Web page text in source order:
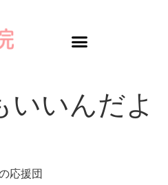
いいんだよ
応援団